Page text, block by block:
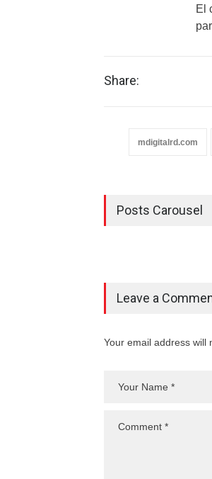
El
Share:
mdigitalrd.com
Posts Carousel
Leave a
Your email address will